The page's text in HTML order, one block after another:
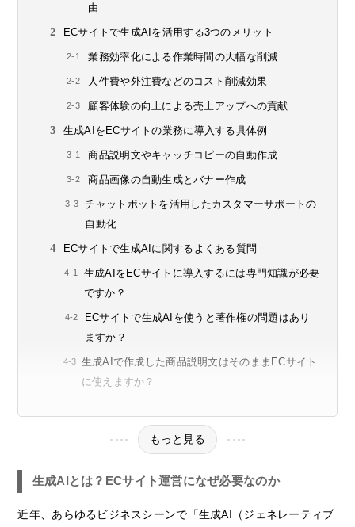
由
ECサイトで生成AIを活用する3つのメリット
業務効率化による作業時間の大幅な削減
人件費や外注費などのコスト削減効果
顧客体験の向上による売上アップへの貢献
生成AIをECサイトの業務に導入する具体例
商品説明文やキャッチコピーの自動作成
商品画像の自動生成とバナー作成
チャットボットを活用したカスタマーサポートの
自動化
ECサイトで生成AIに関するよくある質問
生成AIをECサイトに導入するには専門知識が必要
ですか？
ECサイトで生成AIを使うと著作権の問題はあり
ますか？
生成AIで作成した商品説明文はそのままECサイト
に使えますか？
もっと見る
生成AIとは？ECサイト運営になぜ必要なのか
近年、あらゆるビジネスシーンで「生成AI（ジェネレーティブ